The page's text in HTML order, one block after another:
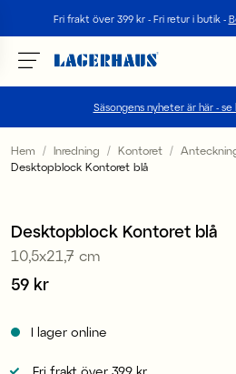
Fri frakt över 399 kr - Fri retur i butik -
Säsongens nyheter är här -
Välj språk / valuta
NO / NKR
Hem Inredning Kontoret
Desktopblock Kontoret blå
Desktopblock Kontoret blå
10,5x21,7 cm
Pris:59 kr
59 kr
I lager online
Fri frakt över 399 kr